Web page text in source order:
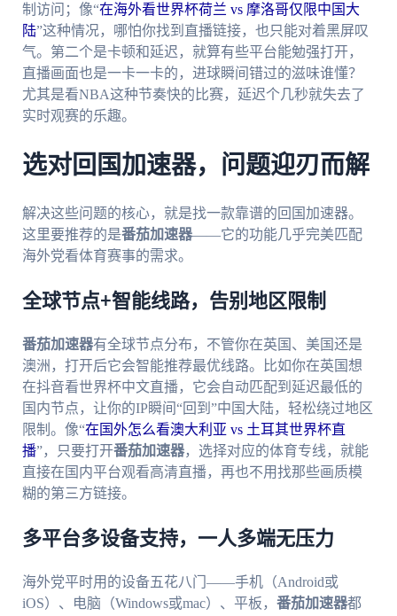
制访问；像“在海外看世界杯荷兰 vs 摩洛哥仅限中国大
陆”这种情况，哪怕你找到直播链接，也只能对着黑屏叹
气。第二个是卡顿和延迟，就算有些平台能勉强打开，
直播画面也是一卡一卡的，进球瞬间错过的滋味谁懂？
尤其是看NBA这种节奏快的比赛，延迟个几秒就失去了
实时观赛的乐趣。
选对回国加速器，问题迎刃而解
解决这些问题的核心，就是找一款靠谱的回国加速器。
这里要推荐的是番茄加速器——它的功能几乎完美匹配
海外党看体育赛事的需求。
全球节点+智能线路，告别地区限制
番茄加速器有全球节点分布，不管你在英国、美国还是
澳洲，打开后它会智能推荐最优线路。比如你在英国想
在抖音看世界杯中文直播，它会自动匹配到延迟最低的
国内节点，让你的IP瞬间“回到”中国大陆，轻松绕过地区
限制。像“在国外怎么看澳大利亚 vs 土耳其世界杯直
播”，只要打开番茄加速器，选择对应的体育专线，就能
直接在国内平台观看高清直播，再也不用找那些画质模
糊的第三方链接。
多平台多设备支持，一人多端无压力
海外党平时用的设备五花八门——手机（Android或
iOS）、电脑（Windows或mac）、平板， 番茄加速器都